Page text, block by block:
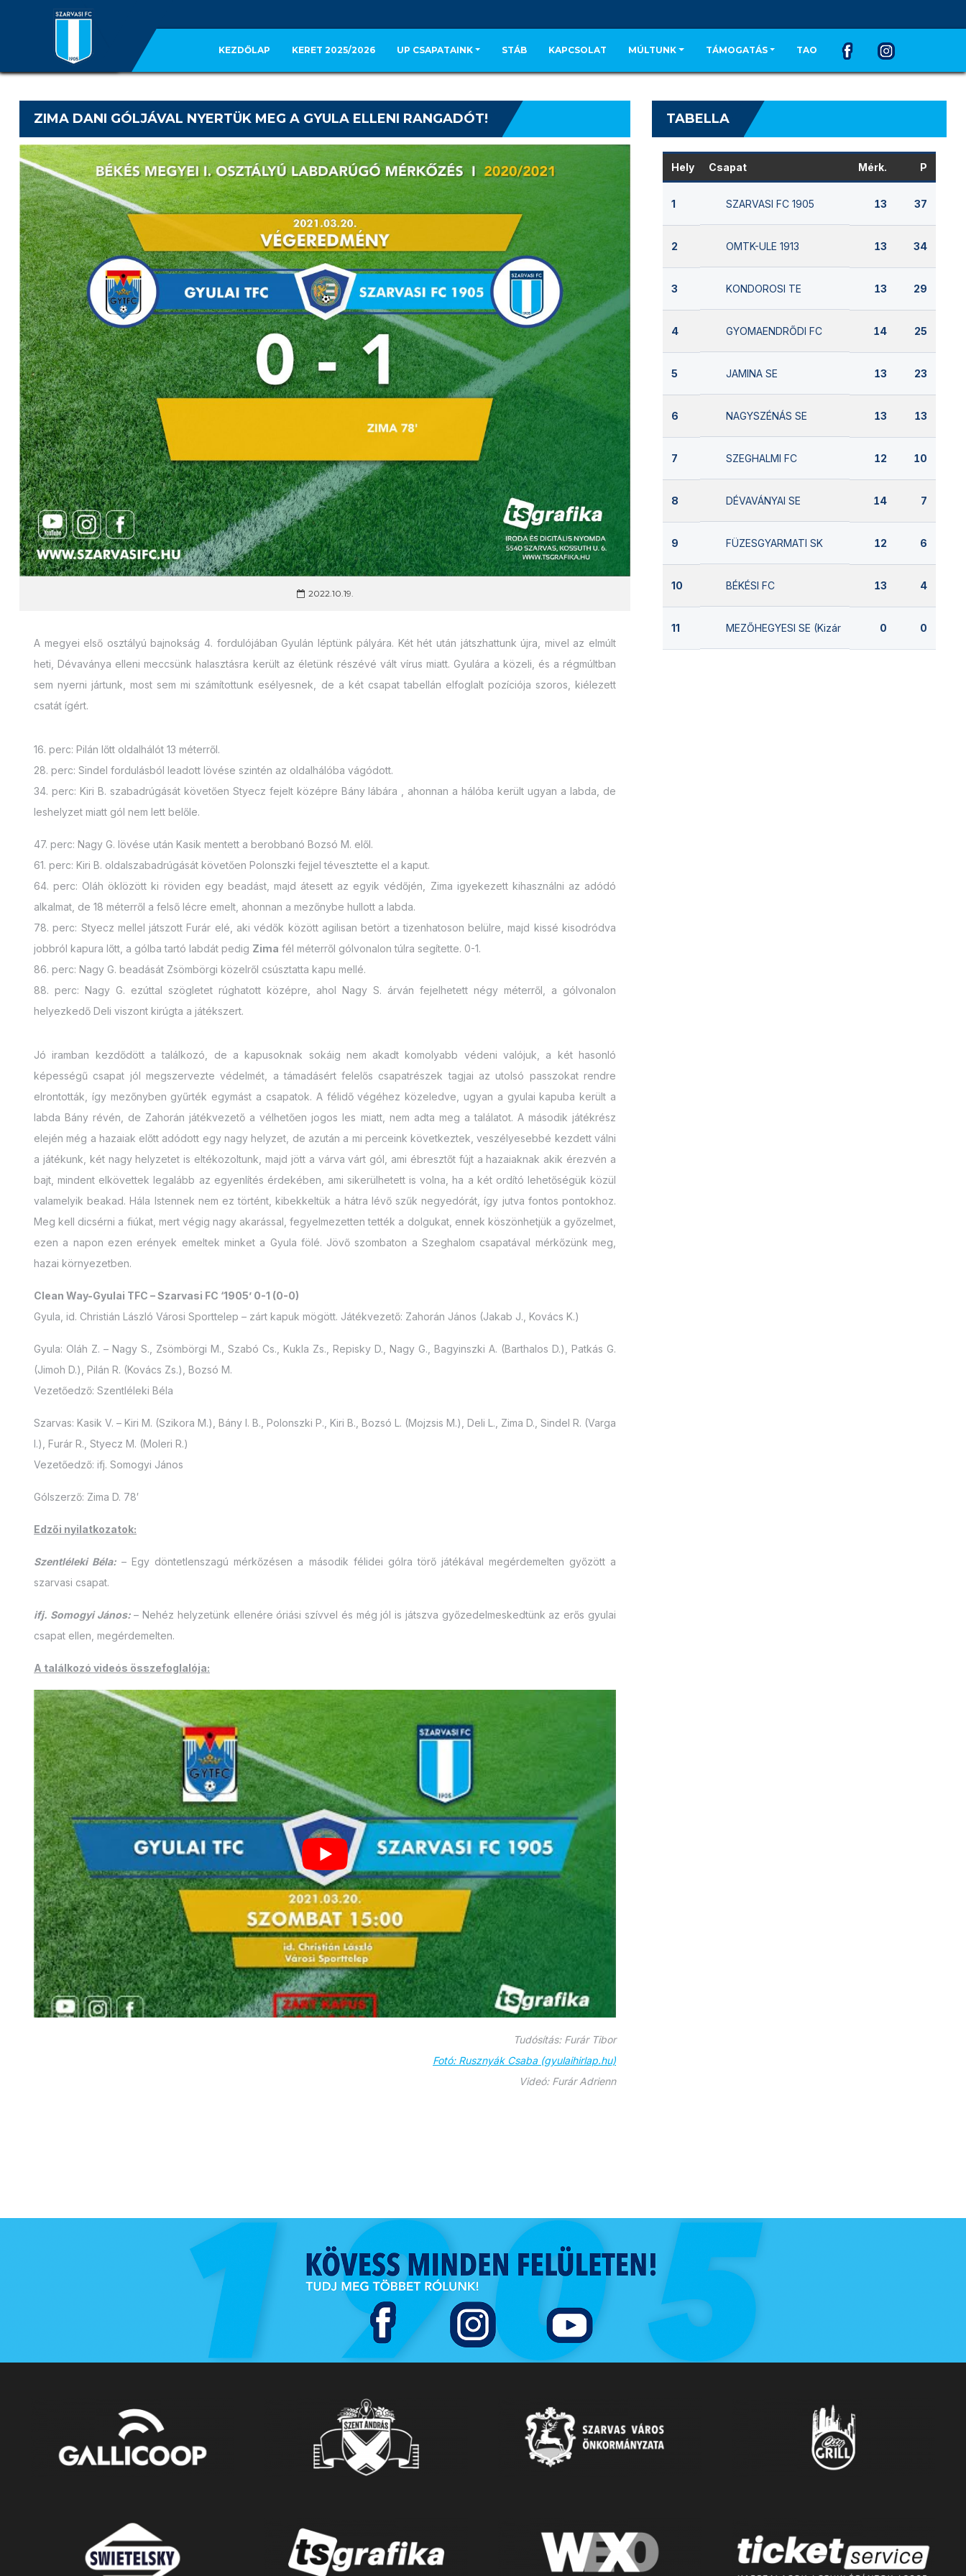
KEZDŐLAP KERET 2025/2026 UP CSAPATAINK STÁB KAPCSOLAT MÚLTUNK TÁMOGATÁS TAO
ZIMA DANI GÓLJÁVAL NYERTÜK MEG A GYULA ELLENI RANGADÓT!
2022.10.19.
A megyei első osztályú bajnokság 4. fordulójában Gyulán léptünk pályára. Két hét után játszhattunk újra, mivel az elmúlt
heti, Dévaványa elleni meccsünk halasztásra került az életünk részévé vált vírus miatt. Gyulára a közeli, és a régmúltban
sem nyerni jártunk, most sem mi számítottunk esélyesnek, de a két csapat tabellán elfoglalt pozíciója szoros, kiélezett
csatát ígért.
16. perc: Pilán lőtt oldalhálót 13 méterről.
28. perc: Sindel fordulásból leadott lövése szintén az oldalhálóba vágódott.
34. perc: Kiri B. szabadrúgását követően Styecz fejelt középre Bány lábára , ahonnan a hálóba került ugyan a labda, de
leshelyzet miatt gól nem lett belőle.
47. perc: Nagy G. lövése után Kasik mentett a berobbanó Bozsó M. elől.
61. perc: Kiri B. oldalszabadrúgását követően Polonszki fejjel tévesztette el a kaput.
64. perc: Oláh öklözött ki röviden egy beadást, majd átesett az egyik védőjén, Zima igyekezett kihasználni az adódó
alkalmat, de 18 méterről a felső lécre emelt, ahonnan a mezőnybe hullott a labda.
78. perc: Styecz mellel játszott Furár elé, aki védők között agilisan betört a tizenhatoson belülre, majd kissé kisodródva
jobbról kapura lőtt, a gólba tartó labdát pedig Zima fél méterről gólvonalon túlra segítette. 0-1.
86. perc: Nagy G. beadását Zsömbörgi közelről csúsztatta kapu mellé.
88. perc: Nagy G. ezúttal szögletet rúghatott középre, ahol Nagy S. árván fejelhetett négy méterről, a gólvonalon
helyezkedő Deli viszont kirúgta a játékszert.
Jó iramban kezdődött a találkozó, de a kapusoknak sokáig nem akadt komolyabb védeni valójuk, a két hasonló
képességű csapat jól megszervezte védelmét, a támadásért felelős csapatrészek tagjai az utolsó passzokat rendre
elrontották, így mezőnyben gyűrték egymást a csapatok. A félidő végéhez közeledve, ugyan a gyulai kapuba került a
labda Bány révén, de Zahorán játékvezető a vélhetően jogos les miatt, nem adta meg a találatot. A második játékrész
elején még a hazaiak előtt adódott egy nagy helyzet, de azután a mi perceink következtek, veszélyesebbé kezdett válni
a játékunk, két nagy helyzetet is eltékozoltunk, majd jött a várva várt gól, ami ébresztőt fújt a hazaiaknak akik érezvén a
bajt, mindent elkövettek legalább az egyenlítés érdekében, ami sikerülhetett is volna, ha a két ordító lehetőségük közül
valamelyik beakad. Hála Istennek nem ez történt, kibekkeltük a hátra lévő szűk negyedórát, így jutva fontos pontokhoz.
Meg kell dicsérni a fiúkat, mert végig nagy akarással, fegyelmezetten tették a dolgukat, ennek köszönhetjük a győzelmet,
ezen a napon ezen erények emeltek minket a Gyula fölé. Jövő szombaton a Szeghalom csapatával mérkőzünk meg,
hazai környezetben.
Clean Way-Gyulai TFC – Szarvasi FC ‘1905’ 0-1 (0-0)
Gyula, id. Christián László Városi Sporttelep – zárt kapuk mögött. Játékvezető: Zahorán János (Jakab J., Kovács K.)
Gyula: Oláh Z. – Nagy S., Zsömbörgi M., Szabó Cs., Kukla Zs., Repisky D., Nagy G., Bagyinszki A. (Barthalos D.), Patkás G.
(Jimoh D.), Pilán R. (Kovács Zs.), Bozsó M.
Vezetőedző: Szentléleki Béla
Szarvas: Kasik V. – Kiri M. (Szikora M.), Bány I. B., Polonszki P., Kiri B., Bozsó L. (Mojzsis M.), Deli L., Zima D., Sindel R. (Varga
I.), Furár R., Styecz M. (Moleri R.)
Vezetőedző: ifj. Somogyi János
Gólszerző: Zima D. 78′
Edzői nyilatkozatok:
Szentléleki Béla: – Egy döntetlenszagú mérkőzésen a második félidei gólra törő játékával megérdemelten győzött a
szarvasi csapat.
ifj. Somogyi János:– Nehéz helyzetünk ellenére óriási szívvel és még jól is játszva győzedelmeskedtünk az erős gyulai
csapat ellen, megérdemelten.
A találkozó videós összefoglalója:
Tudósítás: Furár Tibor
Fotó: Rusznyák Csaba (gyulaihirlap.hu)
Videó: Furár Adrienn
TABELLA
Hely Csapat Mérk. P
1 SZARVASI FC 1905 13 37
2 OMTK-ULE 1913 13 34
3 KONDOROSI TE 13 29
4 GYOMAENDRŐDI FC 14 25
5 JAMINA SE 13 23
6 NAGYSZÉNÁS SE 13 13
7 SZEGHALMI FC 12 10
8 DÉVAVÁNYAI SE 14 7
9 FÜZESGYARMATI SK 12 6
10 BÉKÉSI FC 13 4
11 MEZŐHEGYESI SE (Kizárva) 0 0